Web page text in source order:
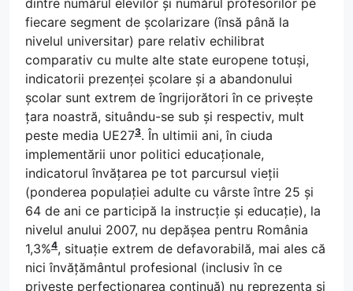
fiecare segment de școlarizare (însă până la
nivelul universitar) pare relativ echilibrat
comparativ cu multe alte state europene totuși,
indicatorii prezenței școlare și a abandonului
școlar sunt extrem de îngrijorători în ce privește
țara noastră, situându-se sub și respectiv, mult
peste media UE273. În ultimii ani, în ciuda
implementării unor politici educaționale,
indicatorul învățarea pe tot parcursul vieții
(ponderea populației adulte cu vârste între 25 și
64 de ani ce participă la instrucție și educație), la
nivelul anului 2007, nu depășea pentru România
1,3%4, situație extrem de defavorabilă, mai ales că
nici învățământul profesional (inclusiv în ce
privește perfecționarea continuă) nu reprezenta și